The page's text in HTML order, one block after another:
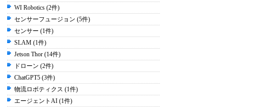
WI Robotics (2件)
センサーフュージョン (5件)
センサー (1件)
SLAM (1件)
Jetson Thor (14件)
ドローン (2件)
ChatGPT5 (3件)
物流ロボティクス (1件)
エージェントAI (1件)